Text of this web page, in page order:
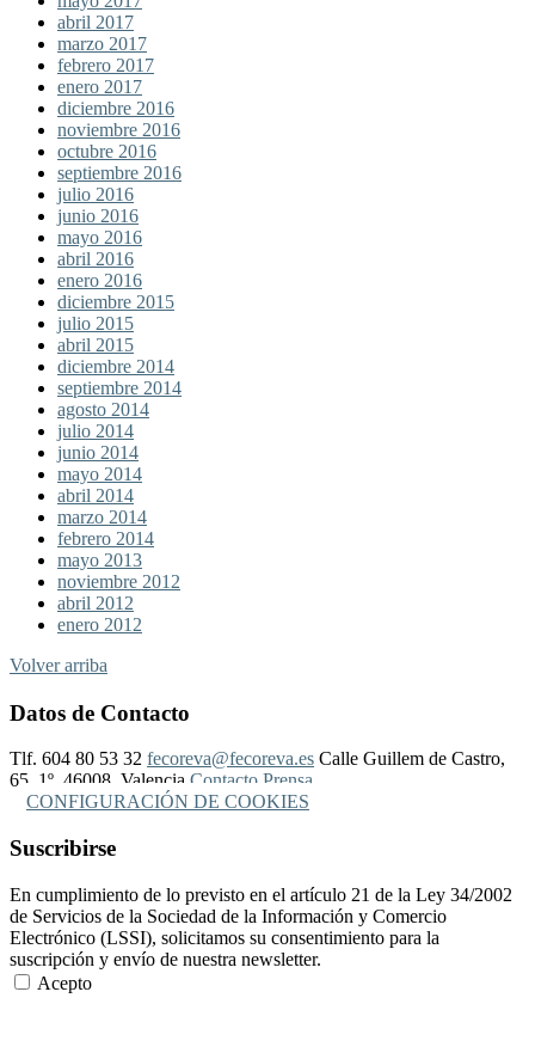
abril 2017
marzo 2017
febrero 2017
enero 2017
diciembre 2016
noviembre 2016
octubre 2016
septiembre 2016
julio 2016
junio 2016
mayo 2016
abril 2016
enero 2016
diciembre 2015
julio 2015
abril 2015
diciembre 2014
septiembre 2014
agosto 2014
julio 2014
junio 2014
mayo 2014
abril 2014
marzo 2014
febrero 2014
mayo 2013
noviembre 2012
abril 2012
enero 2012
Volver arriba
Datos de Contacto
Tlf. 604 80 53 32 fecoreva@fecoreva.es Calle Guillem de Castro,
65, 1º, 46008, Valencia Contacto Prensa
CONFIGURACIÓN DE COOKIES
Suscribirse
En cumplimiento de lo previsto en el artículo 21 de la Ley 34/2002
de Servicios de la Sociedad de la Información y Comercio
Electrónico (LSSI), solicitamos su consentimiento para la
suscripción y envío de nuestra newsletter.
Acepto